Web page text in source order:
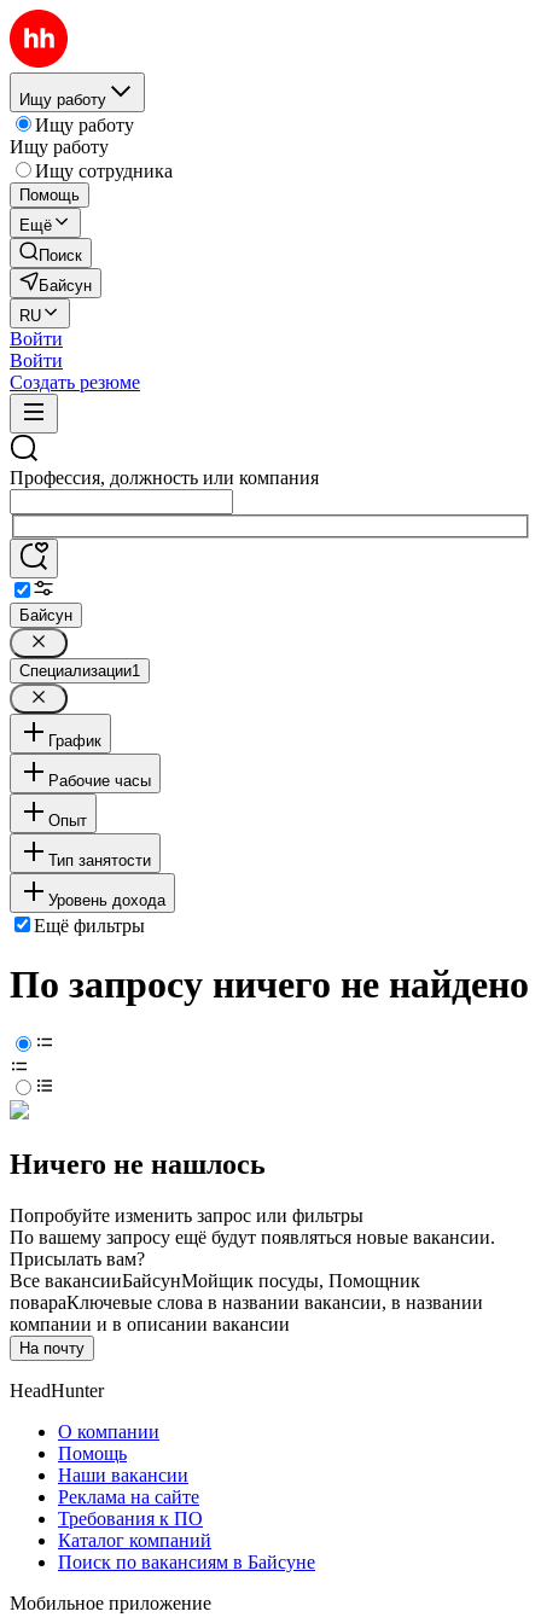
Ищу работу
Ищу работу
Ищу работу
Ищу сотрудника
Помощь
Ещё
Поиск
Байсун
RU
Войти
Войти
Создать резюме
Профессия, должность или компания
Байсун
Специализации1
График
Рабочие часы
Опыт
Тип занятости
Уровень дохода
Ещё фильтры
По запросу ничего не найдено
Ничего не нашлось
Попробуйте изменить запрос или фильтры
По вашему запросу ещё будут появляться новые вакансии.
Присылать вам?
Все вакансииБайсунМойщик посуды, Помощник
повараКлючевые слова в названии вакансии, в названии
компании и в описании вакансии
На почту
HeadHunter
О компании
Помощь
Наши вакансии
Реклама на сайте
Требования к ПО
Каталог компаний
Поиск по вакансиям в Байсуне
Мобильное приложение